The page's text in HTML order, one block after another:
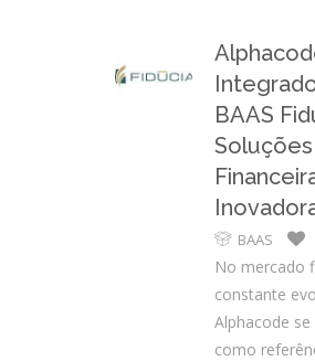
BAAS
Soluções
BAAS
No mercado
constante
Alphacode
como